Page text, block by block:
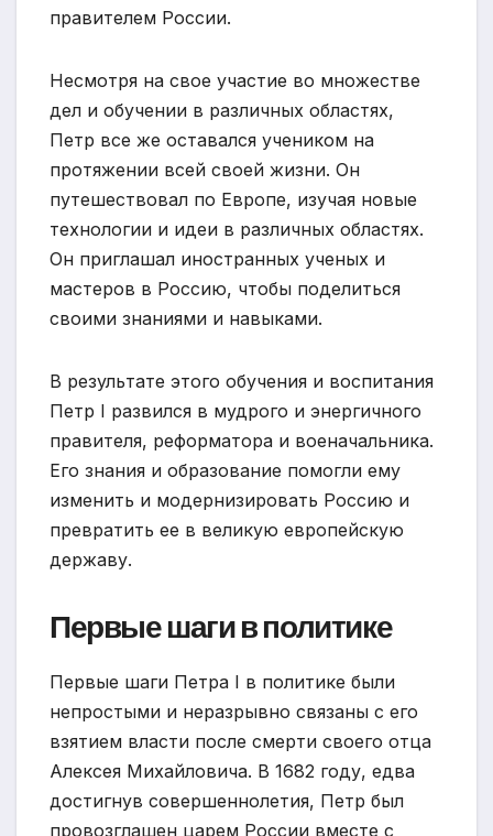
правителем России.
Несмотря на свое участие во множестве
дел и обучении в различных областях,
Петр все же оставался учеником на
протяжении всей своей жизни. Он
путешествовал по Европе, изучая новые
технологии и идеи в различных областях.
Он приглашал иностранных ученых и
мастеров в Россию, чтобы поделиться
своими знаниями и навыками.
В результате этого обучения и воспитания
Петр I развился в мудрого и энергичного
правителя, реформатора и военачальника.
Его знания и образование помогли ему
изменить и модернизировать Россию и
превратить ее в великую европейскую
державу.
Первые шаги в политике
Первые шаги Петра I в политике были
непростыми и неразрывно связаны с его
взятием власти после смерти своего отца
Алексея Михайловича. В 1682 году, едва
достигнув совершеннолетия, Петр был
провозглашен царем России вместе с